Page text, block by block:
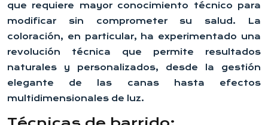
que requiere mayor conocimiento técnico para
modificar sin comprometer su salud. La
coloración, en particular, ha experimentado una
revolución técnica que permite resultados
naturales y personalizados, desde la gestión
elegante de las canas hasta efectos
multidimensionales de luz.